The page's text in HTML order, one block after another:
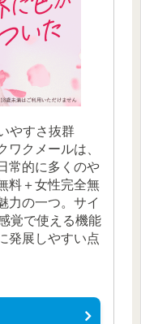
やすさ抜群
ワクメールは、
常的に多くのや
料＋女性完全無
力の一つ。サイ
覚で使える機能
発展しやすい点